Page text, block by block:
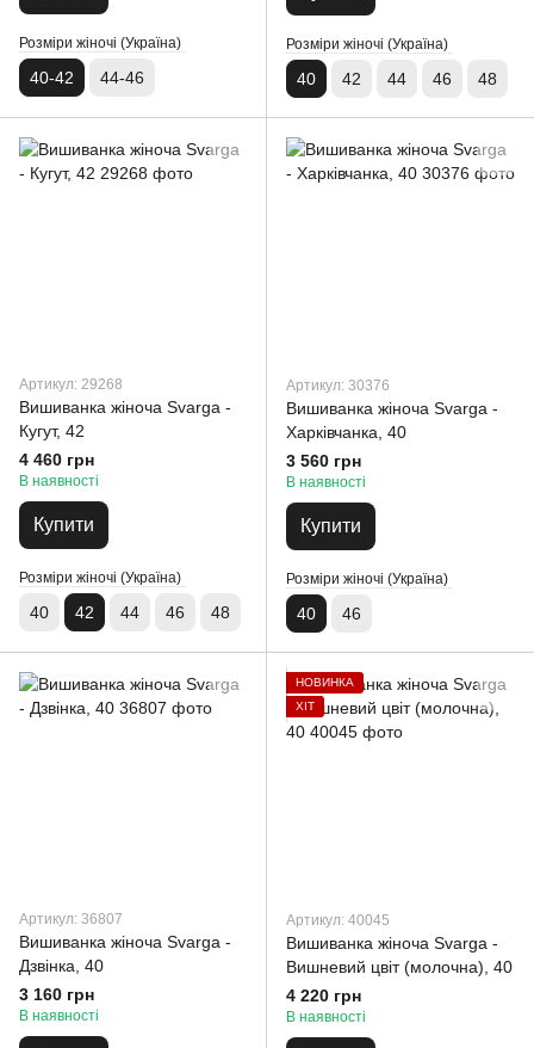
Розміри жіночі (Україна)
40-42 44-46
Розміри жіночі (Україна)
40 42 44 46 48
Артикул: 29268
Вишиванка жіноча Svarga -
Кугут, 42
4 460 грн
В наявності
Купити
Розміри жіночі (Україна)
40 42 44 46 48
Артикул: 30376
Вишиванка жіноча Svarga -
Харківчанка, 40
3 560 грн
В наявності
Купити
Розміри жіночі (Україна)
40 46
Артикул: 36807
Вишиванка жіноча Svarga -
Дзвінка, 40
3 160 грн
В наявності
НОВИНКА
ХІТ
Артикул: 40045
Вишиванка жіноча Svarga -
Вишневий цвіт (молочна), 40
4 220 грн
В наявності